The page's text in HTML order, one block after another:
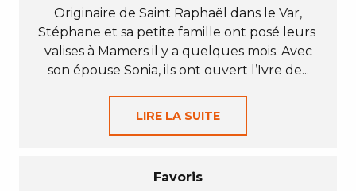
Originaire de Saint Raphaël dans le Var,
Stéphane et sa petite famille ont posé leurs
valises à Mamers il y a quelques mois. Avec
son épouse Sonia, ils ont ouvert l’Ivre de...
LIRE LA SUITE
Favoris